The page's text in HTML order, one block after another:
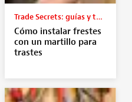
Trade Secrets: guías y tutoriales
Cómo instalar frestes
con un martillo para
trastes